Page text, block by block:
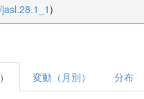
)
変動（月別） 分布